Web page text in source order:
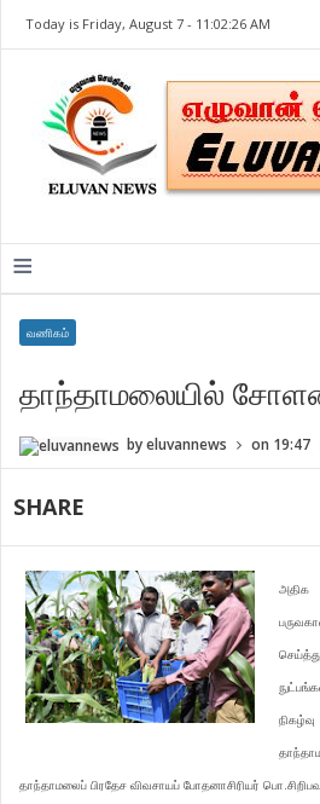
Today is Friday, August 7 - 11:02:26 AM
≡
வணிகம்
தாந்தாமலையில்
byeluvannews on 19:47
SHARE
தாந்தாமலைப் பிரதேச விவசாயப் போதனாசிரியர்